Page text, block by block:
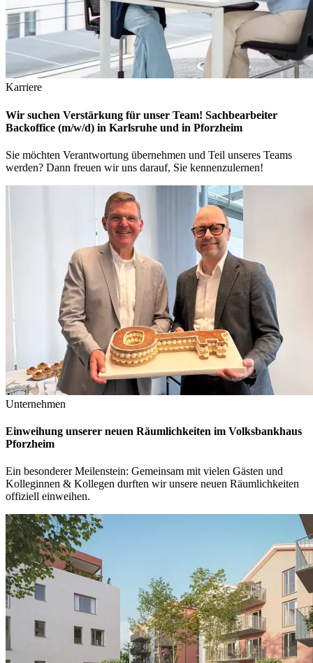
Karriere
Wir suchen Verstärkung für unser Team! Sachbearbeiter
Backoffice (m/w/d) in Karlsruhe und in Pforzheim
Sie möchten Verantwortung übernehmen und Teil unseres Teams
werden? Dann freuen wir uns darauf, Sie kennenzulernen!
Unternehmen
Einweihung unserer neuen Räumlichkeiten im Volksbankhaus
Pforzheim
Ein besonderer Meilenstein: Gemeinsam mit vielen Gästen und
Kolleginnen & Kollegen durften wir unsere neuen Räumlichkeiten
offiziell einweihen.